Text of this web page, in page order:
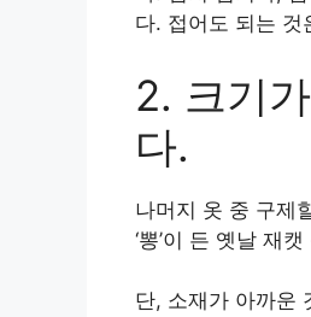
다. 접어도 되는 것
2. 크기
다.
나머지 옷 중 구제
‘뽕’이 든 옛날 재
단, 소재가 아까운